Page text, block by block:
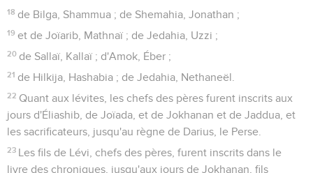
18 de Bilga, Shammua ; de Shemahia, Jonathan ;
19 et de Joïarib, Mathnaï ; de Jedahia, Uzzi ;
20 de Sallaï, Kallaï ; d'Amok, Éber ;
21 de Hilkija, Hashabia ; de Jedahia, Nethaneël.
22 Quant aux lévites, les chefs des pères furent inscrits aux
jours d'Éliashib, de Joïada, et de Jokhanan et de Jaddua, et
les sacrificateurs, jusqu'au règne de Darius, le Perse.
23 Les fils de Lévi, chefs des pères, furent inscrits dans le
livre des chroniques, jusqu'aux jours de Jokhanan, fils